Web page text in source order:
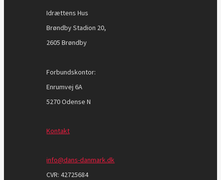
Idrættens Hus
Brøndby Stadion 20,
2605 Brøndby
Forbundskontor:
Enrumvej 6A
5270 Odense N
Kontakt
info@dans-danmark.dk
CVR:42725684